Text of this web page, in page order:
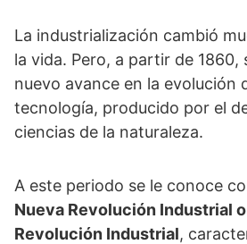
La industrialización cambió
la vida. Pero, a partir de 1860,
nuevo avance en la evolución
tecnología, producido por el
ciencias de la naturaleza.
A este periodo se le conoce
Nueva Revolución Industrial
Revolución Industrial,